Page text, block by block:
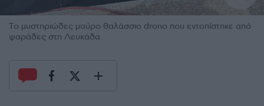
Το μυστηριώδες μαύρο θαλάσσιο drono που εντοπίστηκε από
ψαράδες στη Λευκάδα